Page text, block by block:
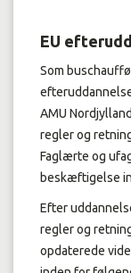
EU
Som
AMU
regler og
Faglærte og
beskæftigelse
Efter
regler og
opdaterede